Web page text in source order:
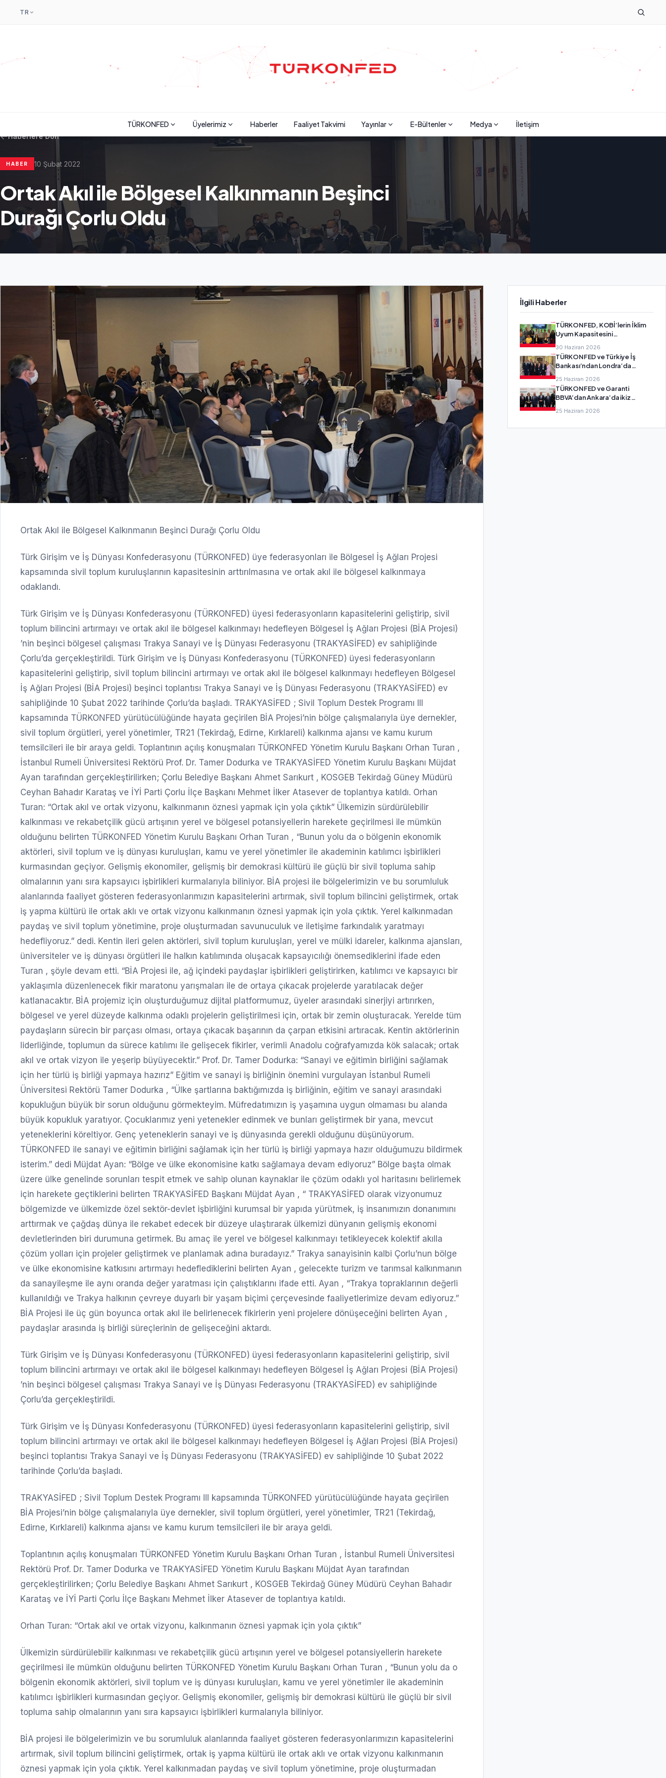
TR
TÜRKONFED Üyelerimiz Haberler Faaliyet Takvimi Yayınlar E-Bültenler Medya İletişim
Haberlere Dön
HABER 10 Şubat 2022
Ortak Akıl ile Bölgesel Kalkınmanın Beşinci
Durağı Çorlu Oldu
Ortak Akıl ile Bölgesel Kalkınmanın Beşinci Durağı Çorlu Oldu
Türk Girişim ve İş Dünyası Konfederasyonu (TÜRKONFED) üye federasyonları ile Bölgesel İş Ağları Projesi
kapsamında sivil toplum kuruluşlarının kapasitesinin arttırılmasına ve ortak akıl ile bölgesel kalkınmaya
odaklandı.
Türk Girişim ve İş Dünyası Konfederasyonu (TÜRKONFED) üyesi federasyonların kapasitelerini geliştirip, sivil
toplum bilincini artırmayı ve ortak akıl ile bölgesel kalkınmayı hedefleyen Bölgesel İş Ağları Projesi (BİA Projesi)
’nin beşinci bölgesel çalışması Trakya Sanayi ve İş Dünyası Federasyonu (TRAKYASİFED) ev sahipliğinde
Çorlu’da gerçekleştirildi. Türk Girişim ve İş Dünyası Konfederasyonu (TÜRKONFED) üyesi federasyonların
kapasitelerini geliştirip, sivil toplum bilincini artırmayı ve ortak akıl ile bölgesel kalkınmayı hedefleyen Bölgesel
İş Ağları Projesi (BİA Projesi) beşinci toplantısı Trakya Sanayi ve İş Dünyası Federasyonu (TRAKYASİFED) ev
sahipliğinde 10 Şubat 2022 tarihinde Çorlu’da başladı. TRAKYASİFED ; Sivil Toplum Destek Programı III
kapsamında TÜRKONFED yürütücülüğünde hayata geçirilen BİA Projesi’nin bölge çalışmalarıyla üye dernekler,
sivil toplum örgütleri, yerel yönetimler, TR21 (Tekirdağ, Edirne, Kırklareli) kalkınma ajansı ve kamu kurum
temsilcileri ile bir araya geldi. Toplantının açılış konuşmaları TÜRKONFED Yönetim Kurulu Başkanı Orhan Turan ,
İstanbul Rumeli Üniversitesi Rektörü Prof. Dr. Tamer Dodurka ve TRAKYASİFED Yönetim Kurulu Başkanı Müjdat
Ayan tarafından gerçekleştirilirken; Çorlu Belediye Başkanı Ahmet Sarıkurt , KOSGEB Tekirdağ Güney Müdürü
Ceyhan Bahadır Karataş ve İYİ Parti Çorlu İlçe Başkanı Mehmet İlker Atasever de toplantıya katıldı. Orhan
Turan: “Ortak akıl ve ortak vizyonu, kalkınmanın öznesi yapmak için yola çıktık” Ülkemizin sürdürülebilir
kalkınması ve rekabetçilik gücü artışının yerel ve bölgesel potansiyellerin harekete geçirilmesi ile mümkün
olduğunu belirten TÜRKONFED Yönetim Kurulu Başkanı Orhan Turan , “Bunun yolu da o bölgenin ekonomik
aktörleri, sivil toplum ve iş dünyası kuruluşları, kamu ve yerel yönetimler ile akademinin katılımcı işbirlikleri
kurmasından geçiyor. Gelişmiş ekonomiler, gelişmiş bir demokrasi kültürü ile güçlü bir sivil topluma sahip
olmalarının yanı sıra kapsayıcı işbirlikleri kurmalarıyla biliniyor. BİA projesi ile bölgelerimizin ve bu sorumluluk
alanlarında faaliyet gösteren federasyonlarımızın kapasitelerini artırmak, sivil toplum bilincini geliştirmek, ortak
iş yapma kültürü ile ortak aklı ve ortak vizyonu kalkınmanın öznesi yapmak için yola çıktık. Yerel kalkınmadan
paydaş ve sivil toplum yönetimine, proje oluşturmadan savunuculuk ve iletişime farkındalık yaratmayı
hedefliyoruz.” dedi. Kentin ileri gelen aktörleri, sivil toplum kuruluşları, yerel ve mülki idareler, kalkınma ajansları,
üniversiteler ve iş dünyası örgütleri ile halkın katılımında oluşacak kapsayıcılığı önemsediklerini ifade eden
Turan , şöyle devam etti. “BİA Projesi ile, ağ içindeki paydaşlar işbirlikleri geliştirirken, katılımcı ve kapsayıcı bir
yaklaşımla düzenlenecek fikir maratonu yarışmaları ile de ortaya çıkacak projelerde yaratılacak değer
katlanacaktır. BİA projemiz için oluşturduğumuz dijital platformumuz, üyeler arasındaki sinerjiyi artırırken,
bölgesel ve yerel düzeyde kalkınma odaklı projelerin geliştirilmesi için, ortak bir zemin oluşturacak. Yerelde tüm
paydaşların sürecin bir parçası olması, ortaya çıkacak başarının da çarpan etkisini artıracak. Kentin aktörlerinin
liderliğinde, toplumun da sürece katılımı ile gelişecek fikirler, verimli Anadolu coğrafyamızda kök salacak; ortak
akıl ve ortak vizyon ile yeşerip büyüyecektir.” Prof. Dr. Tamer Dodurka: “Sanayi ve eğitimin birliğini sağlamak
için her türlü iş birliği yapmaya hazırız” Eğitim ve sanayi iş birliğinin önemini vurgulayan İstanbul Rumeli
Üniversitesi Rektörü Tamer Dodurka , “Ülke şartlarına baktığımızda iş birliğinin, eğitim ve sanayi arasındaki
kopukluğun büyük bir sorun olduğunu görmekteyim. Müfredatımızın iş yaşamına uygun olmaması bu alanda
büyük kopukluk yaratıyor. Çocuklarımız yeni yetenekler edinmek ve bunları geliştirmek bir yana, mevcut
yeteneklerini köreltiyor. Genç yeteneklerin sanayi ve iş dünyasında gerekli olduğunu düşünüyorum.
TÜRKONFED ile sanayi ve eğitimin birliğini sağlamak için her türlü iş birliği yapmaya hazır olduğumuzu bildirmek
isterim.” dedi Müjdat Ayan: “Bölge ve ülke ekonomisine katkı sağlamaya devam ediyoruz” Bölge başta olmak
üzere ülke genelinde sorunları tespit etmek ve sahip olunan kaynaklar ile çözüm odaklı yol haritasını belirlemek
için harekete geçtiklerini belirten TRAKYASİFED Başkanı Müjdat Ayan , “ TRAKYASİFED olarak vizyonumuz
bölgemizde ve ülkemizde özel sektör-devlet işbirliğini kurumsal bir yapıda yürütmek, iş insanımızın donanımını
arttırmak ve çağdaş dünya ile rekabet edecek bir düzeye ulaştırarak ülkemizi dünyanın gelişmiş ekonomi
devletlerinden biri durumuna getirmek. Bu amaç ile yerel ve bölgesel kalkınmayı tetikleyecek kolektif akılla
çözüm yolları için projeler geliştirmek ve planlamak adına buradayız.” Trakya sanayisinin kalbi Çorlu’nun bölge
ve ülke ekonomisine katkısını artırmayı hedeflediklerini belirten Ayan , gelecekte turizm ve tarımsal kalkınmanın
da sanayileşme ile aynı oranda değer yaratması için çalıştıklarını ifade etti. Ayan , “Trakya topraklarının değerli
kullanıldığı ve Trakya halkının çevreye duyarlı bir yaşam biçimi çerçevesinde faaliyetlerimize devam ediyoruz.”
BİA Projesi ile üç gün boyunca ortak akıl ile belirlenecek fikirlerin yeni projelere dönüşeceğini belirten Ayan ,
paydaşlar arasında iş birliği süreçlerinin de gelişeceğini aktardı.
Türk Girişim ve İş Dünyası Konfederasyonu (TÜRKONFED) üyesi federasyonların kapasitelerini geliştirip, sivil
toplum bilincini artırmayı ve ortak akıl ile bölgesel kalkınmayı hedefleyen Bölgesel İş Ağları Projesi (BİA Projesi)
’nin beşinci bölgesel çalışması Trakya Sanayi ve İş Dünyası Federasyonu (TRAKYASİFED) ev sahipliğinde
Çorlu’da gerçekleştirildi.
Türk Girişim ve İş Dünyası Konfederasyonu (TÜRKONFED) üyesi federasyonların kapasitelerini geliştirip, sivil
toplum bilincini artırmayı ve ortak akıl ile bölgesel kalkınmayı hedefleyen Bölgesel İş Ağları Projesi (BİA Projesi)
beşinci toplantısı Trakya Sanayi ve İş Dünyası Federasyonu (TRAKYASİFED) ev sahipliğinde 10 Şubat 2022
tarihinde Çorlu’da başladı.
TRAKYASİFED ; Sivil Toplum Destek Programı III kapsamında TÜRKONFED yürütücülüğünde hayata geçirilen
BİA Projesi’nin bölge çalışmalarıyla üye dernekler, sivil toplum örgütleri, yerel yönetimler, TR21 (Tekirdağ,
Edirne, Kırklareli) kalkınma ajansı ve kamu kurum temsilcileri ile bir araya geldi.
Toplantının açılış konuşmaları TÜRKONFED Yönetim Kurulu Başkanı Orhan Turan , İstanbul Rumeli Üniversitesi
Rektörü Prof. Dr. Tamer Dodurka ve TRAKYASİFED Yönetim Kurulu Başkanı Müjdat Ayan tarafından
gerçekleştirilirken; Çorlu Belediye Başkanı Ahmet Sarıkurt , KOSGEB Tekirdağ Güney Müdürü Ceyhan Bahadır
Karataş ve İYİ Parti Çorlu İlçe Başkanı Mehmet İlker Atasever de toplantıya katıldı.
Orhan Turan: “Ortak akıl ve ortak vizyonu, kalkınmanın öznesi yapmak için yola çıktık”
Ülkemizin sürdürülebilir kalkınması ve rekabetçilik gücü artışının yerel ve bölgesel potansiyellerin harekete
geçirilmesi ile mümkün olduğunu belirten TÜRKONFED Yönetim Kurulu Başkanı Orhan Turan , “Bunun yolu da o
bölgenin ekonomik aktörleri, sivil toplum ve iş dünyası kuruluşları, kamu ve yerel yönetimler ile akademinin
katılımcı işbirlikleri kurmasından geçiyor. Gelişmiş ekonomiler, gelişmiş bir demokrasi kültürü ile güçlü bir sivil
topluma sahip olmalarının yanı sıra kapsayıcı işbirlikleri kurmalarıyla biliniyor.
BİA projesi ile bölgelerimizin ve bu sorumluluk alanlarında faaliyet gösteren federasyonlarımızın kapasitelerini
artırmak, sivil toplum bilincini geliştirmek, ortak iş yapma kültürü ile ortak aklı ve ortak vizyonu kalkınmanın
öznesi yapmak için yola çıktık. Yerel kalkınmadan paydaş ve sivil toplum yönetimine, proje oluşturmadan
İlgili Haberler
TÜRKONFED, KOBİ’lerin İklim
Uyum Kapasitesini
Projesi’nin Ortağı Oldu
30 Haziran 2026
TÜRKONFED ve Türkiye İş
Bankası’ndan Londra’da
25 Haziran 2026
TÜRKONFED ve Garanti
BBVA’dan Ankara’da ikiz
25 Haziran 2026